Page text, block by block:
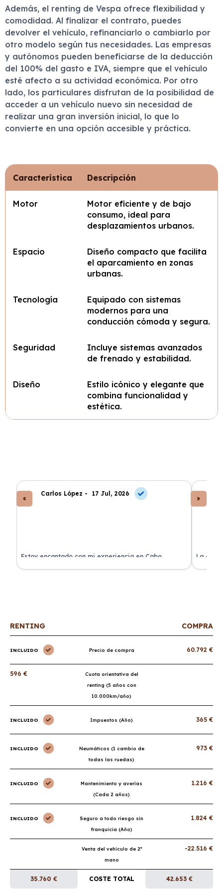
Además, el renting de Vespa ofrece flexibilidad y
comodidad. Al finalizar el contrato, puedes
devolver el vehículo, refinanciarlo o cambiarlo por
otro modelo según tus necesidades. Las empresas
y autónomos pueden beneficiarse de la deducción
del 100% del gasto e IVA, siempre que el vehículo
esté afecto a su actividad económica. Por otro
lado, los particulares disfrutan de la posibilidad de
acceder a un vehículo nuevo sin necesidad de
realizar una gran inversión inicial, lo que lo
convierte en una opción accesible y práctica.
Característica Descripción
Motor
Motor eficiente y de bajo
consumo, ideal para
desplazamientos urbanos.
Espacio
Diseño compacto que facilita
el aparcamiento en zonas
urbanas.
Tecnología
Equipado con sistemas
modernos para una
conducción cómoda y segura.
Seguridad
Incluye sistemas avanzados
de frenado y estabilidad.
Diseño
Estilo icónico y elegante que
combina funcionalidad y
estética.
Carlos López - 17 Jul, 2026
Estoy encantado con mi experiencia en Cabo
Renting. El coche llegó en perfectas condiciones y sin
La
de
RENTING COMPRA
INCLUIDO Precio de compra 60.792 €
596 €
Cuota orientativa del
renting (5 años con
10.000km/año)
INCLUIDO Impuestos (Año) 365 €
INCLUIDO
Neumáticos (1 cambio de
todas las ruedas)
973 €
INCLUIDO
Mantenimiento y averías
(Cada 2 años)
1.216 €
INCLUIDO
Seguro a todo riesgo sin
franquicia (Año)
1.824 €
Venta del vehículo de 2ª
mano
-22.516 €
35.760 € COSTE TOTAL 42.653 €